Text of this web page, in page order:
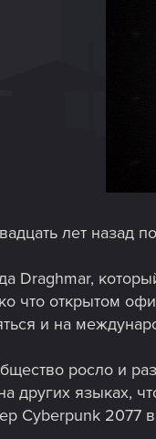
лет назад
Draghmar,
что открытом
и на
росло и
других языках,
Cyberpunk 2077